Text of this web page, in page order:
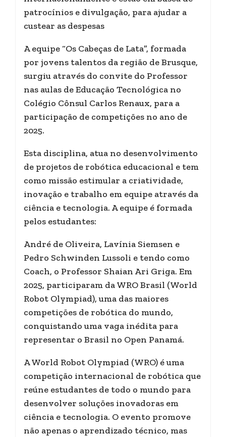
patrocínios e divulgação, para ajudar a
custear as despesas
A equipe “Os Cabeças de Lata”, formada
por jovens talentos da região de Brusque,
surgiu através do convite do Professor
nas aulas de Educação Tecnológica no
Colégio Cônsul Carlos Renaux, para a
participação de competições no ano de
2025.
Esta disciplina, atua no desenvolvimento
de projetos de robótica educacional e tem
como missão estimular a criatividade,
inovação e trabalho em equipe através da
ciência e tecnologia. A equipe é formada
pelos estudantes:
André de Oliveira, Lavínia Siemsen e
Pedro Schwinden Lussoli e tendo como
Coach, o Professor Shaian Ari Griga. Em
2025, participaram da WRO Brasil (World
Robot Olympiad), uma das maiores
competições de robótica do mundo,
conquistando uma vaga inédita para
representar o Brasil no Open Panamá.
A World Robot Olympiad (WRO) é uma
competição internacional de robótica que
reúne estudantes de todo o mundo para
desenvolver soluções inovadoras em
ciência e tecnologia. O evento promove
não apenas o aprendizado técnico, mas